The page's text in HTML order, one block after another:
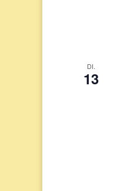
DI.
13